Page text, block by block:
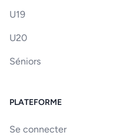
U19
U20
Séniors
PLATEFORME
Se connecter